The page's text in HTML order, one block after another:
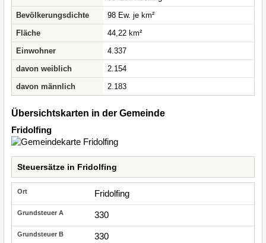
Bevölkerungsdichte
98 Ew. je km²
Fläche
44,22 km²
Einwohner
4.337
davon weiblich
2.154
davon männlich
2.183
Übersichtskarten in der Gemeinde
Fridolfing
Steuersätze in Fridolfing
Fridolfing
330
330